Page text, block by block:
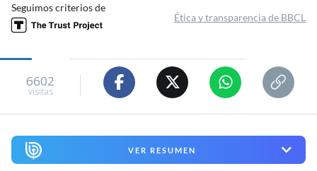
Seguimos criterios de
Ética y transparencia de BBCL
6602
visitas
VER RESUMEN